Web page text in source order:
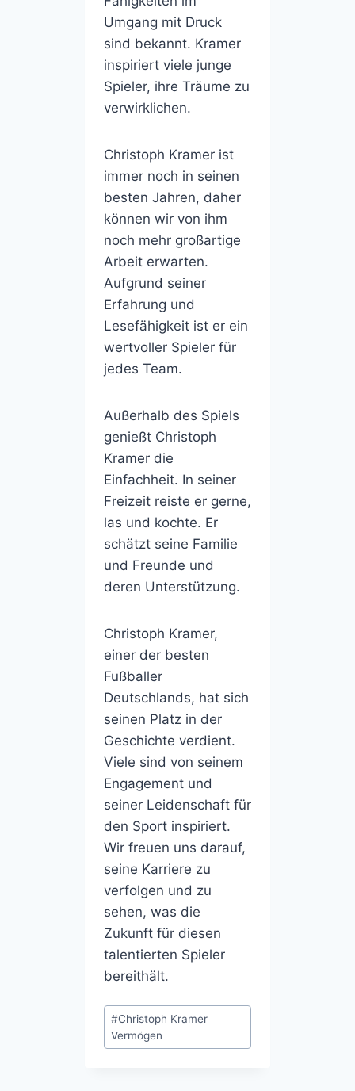
Umgang mit Druck
sind bekannt. Kramer
inspiriert viele junge
Spieler, ihre Träume zu
verwirklichen.
Christoph Kramer ist
immer noch in seinen
besten Jahren, daher
können wir von ihm
noch mehr großartige
Arbeit erwarten.
Aufgrund seiner
Erfahrung und
Lesefähigkeit ist er ein
wertvoller Spieler für
jedes Team.
Außerhalb des Spiels
genießt Christoph
Kramer die
Einfachheit. In seiner
Freizeit reiste er gerne,
las und kochte. Er
schätzt seine Familie
und Freunde und
deren Unterstützung.
Christoph Kramer,
einer der besten
Fußballer
Deutschlands, hat sich
seinen Platz in der
Geschichte verdient.
Viele sind von seinem
Engagement und
seiner Leidenschaft für
den Sport inspiriert.
Wir freuen uns darauf,
seine Karriere zu
verfolgen und zu
sehen, was die
Zukunft für diesen
talentierten Spieler
bereithält.
Post
Tags:
#Christoph Kramer
Vermögen